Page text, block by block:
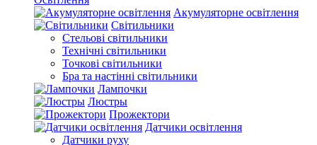
Акумуляторне освітлення
Світильники
Стельові світильники
Технічні світильники
Точкові світильники
Бра та настінні світильники
Лампочки
Люстры
Прожектори
Датчики освітлення
Датчики руху